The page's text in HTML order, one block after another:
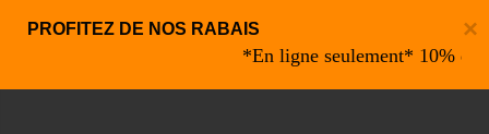
×
PROFITEZ DE NOS RABAIS
*En ligne seulement* 10% de